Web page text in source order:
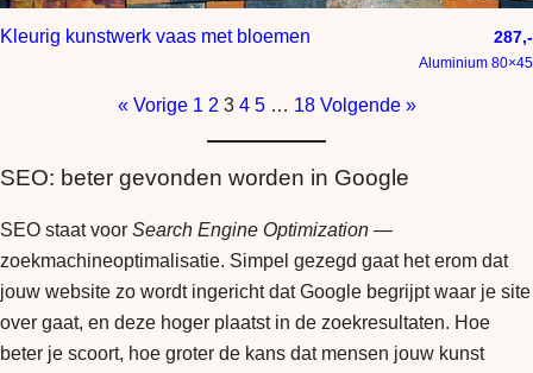
Kleurig kunstwerk vaas met bloemen 287,-
Aluminium 80×45
« Vorige 1 2 3 4 5 … 18 Volgende »
SEO: beter gevonden worden in Google
SEO staat voor Search Engine Optimization —
zoekmachineoptimalisatie. Simpel gezegd gaat het erom dat
jouw website zo wordt ingericht dat Google begrijpt waar je site
over gaat, en deze hoger plaatst in de zoekresultaten. Hoe
beter je scoort, hoe groter de kans dat mensen jouw kunst